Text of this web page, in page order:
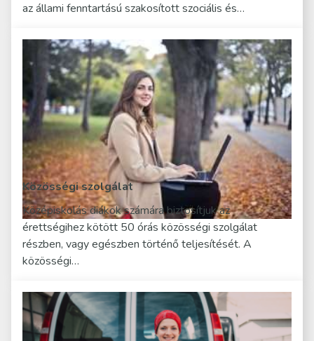
az állami fenntartású szakosított szociális és…
Közösségi szolgálat
Középiskolás diákok számára biztosítjuk az
érettségihez kötött 50 órás közösségi szolgálat
részben, vagy egészben történő teljesítését. A
közösségi…